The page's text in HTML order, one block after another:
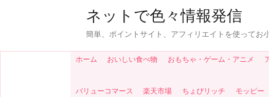
ネットで色々情報発信
簡単、ポイントサイト、アフィリエイトを使ってお
ホーム おいしい食べ物 おもちゃ・ゲーム・アニメ
バリューコマース
楽天市場 ちょびリッチ モッピー